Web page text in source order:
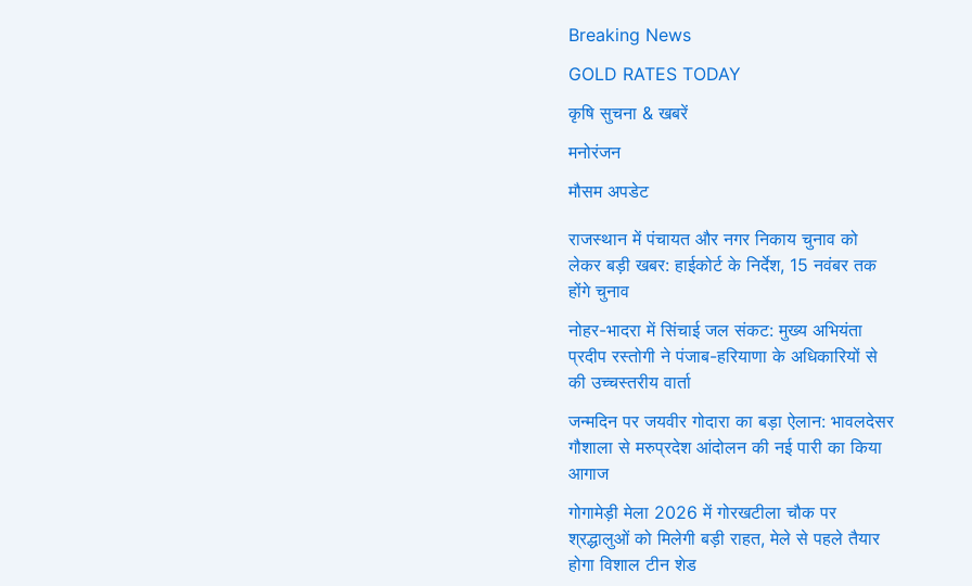
Breaking News
GOLD RATES TODAY
कृषि सुचना & खबरें
मनोरंजन
मौसम अपडेट
राजस्थान में पंचायत और नगर निकाय चुनाव को
लेकर बड़ी खबर: हाईकोर्ट के निर्देश, 15 नवंबर तक
होंगे चुनाव
नोहर-भादरा में सिंचाई जल संकट: मुख्य अभियंता
प्रदीप रस्तोगी ने पंजाब-हरियाणा के अधिकारियों से
की उच्चस्तरीय वार्ता
जन्मदिन पर जयवीर गोदारा का बड़ा ऐलान: भावलदेसर
गौशाला से मरुप्रदेश आंदोलन की नई पारी का किया
आगाज
गोगामेड़ी मेला 2026 में गोरखटीला चौक पर
श्रद्धालुओं को मिलेगी बड़ी राहत, मेले से पहले तैयार
होगा विशाल टीन शेड